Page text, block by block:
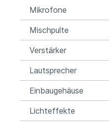
Mikrofone
Mischpulte
Verstärker
Lautsprecher
Einbaugehäuse
Lichteffekte